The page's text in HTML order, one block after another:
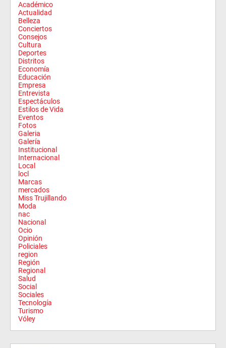
Académico
Actualidad
Belleza
Conciertos
Consejos
Cultura
Deportes
Distritos
Economía
Educación
Empresa
Entrevista
Espectáculos
Estilos de Vida
Eventos
Fotos
Galeria
Galería
Institucional
Internacional
Local
locl
Marcas
mercados
Miss Trujillando
Moda
nac
Nacional
Ocio
Opinión
Policiales
region
Región
Regional
Salud
Social
Sociales
Tecnología
Turismo
Vóley